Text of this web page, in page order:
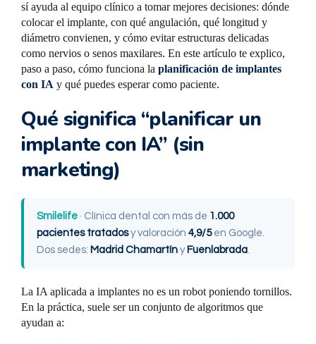
sí ayuda al equipo clínico a tomar mejores decisiones: dónde
colocar el implante, con qué angulación, qué longitud y
diámetro convienen, y cómo evitar estructuras delicadas
como nervios o senos maxilares. En este artículo te explico,
paso a paso, cómo funciona la planificación de implantes
con IA y qué puedes esperar como paciente.
Qué significa “planificar un
implante con IA” (sin
marketing)
Smilelife · Clínica dental con más de 1.000
pacientes tratadosy valoración 4,9/5en Google.
Dos sedes: Madrid Chamartín y Fuenlabrada.
La IA aplicada a implantes no es un robot poniendo tornillos.
En la práctica, suele ser un conjunto de algoritmos que
ayudan a: